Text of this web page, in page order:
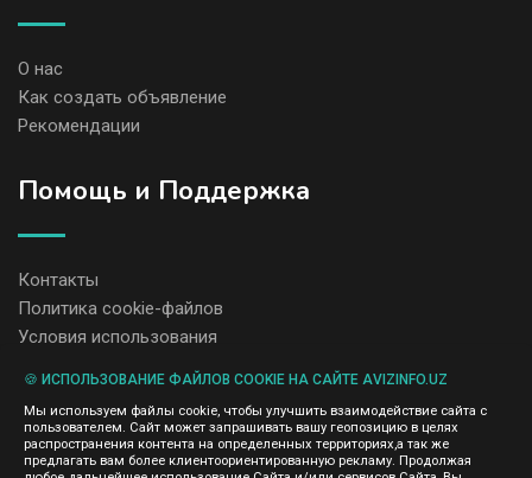
О нас
Как создать объявление
Рекомендации
Помощь и Поддержка
Контакты
Политика cookie-файлов
Условия использования
содержание размещенных объявлений.
Мы ценим конфиденциальность наших пользователей. Мы не
передаем и не продаем личную информацию зарегистрированных
пользователей AvizInfo.uz третьим лицам. Мы не отвечаем за
🍪 ИСПОЛЬЗОВАНИЕ ФАЙЛОВ COOKIE НА САЙТЕ AVIZINFO.UZ
Мы используем файлы cookie, чтобы улучшить взаимодействие сайта с
пользователем. Сайт может запрашивать вашу геопозицию в целях
распространения контента на определенных территориях,а так же
предлагать вам более клиентоориентированную рекламу. Продолжая